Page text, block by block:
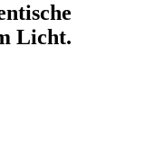
Licht.